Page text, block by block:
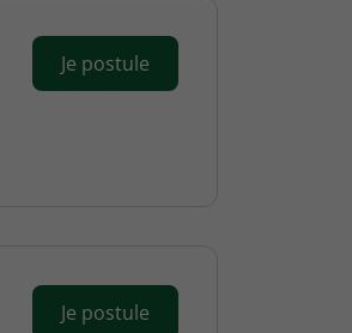
Je postule
Je postule